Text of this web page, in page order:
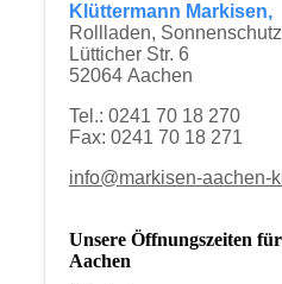
Klüttermann Markisen,
Rollladen, Sonnenschutz
Lütticher Str. 6
52064 Aachen
Tel.: 0241 70 18 270
Fax: 0241 70 18 271
info@markisen-aachen-
Unsere Öffnungszeiten
Aachen